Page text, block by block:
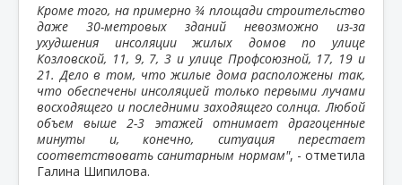
Кроме того, на примерно ¾ площади строительство
даже 30-метровых зданий невозможно из-за
ухудшения инсоляции жилых домов по улице
Козловской, 11, 9, 7, 3 и улице Профсоюзной, 17, 19 и
21. Дело в том, что жилые дома расположены так,
что обеспечены инсоляцией только первыми лучами
восходящего и последними заходящего солнца. Любой
объем выше 2-3 этажей отнимает драгоценные
минуты и, конечно, ситуация перестает
соответствовать санитарным нормам", - отметила
Галина Шипилова.